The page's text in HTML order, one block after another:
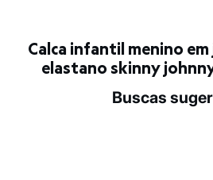
2 calçados por R$189
2 peças por R$199
3 lingeries por R$99
3 itens de beleza por R$129
Calca infantil menino em jeans claro com
elastano skinny
buscas